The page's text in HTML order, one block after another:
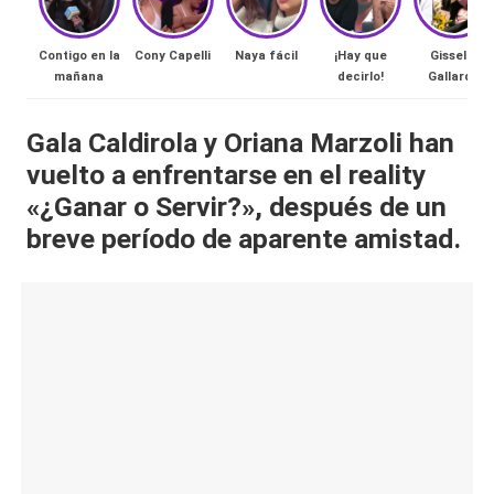
al
it
s,
T
V
Contigo en la
mañana
Cony Capelli Naya fácil
¡Hay que
decirlo!
Gissella
Gallardo
Gala Caldirola y Oriana Marzoli han
vuelto a enfrentarse en el reality
«¿Ganar o Servir?», después de un
breve período de aparente amistad.